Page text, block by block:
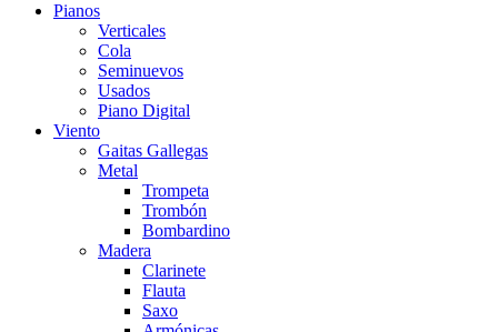
Pianos
Verticales
Cola
Seminuevos
Usados
Piano Digital
Viento
Gaitas Gallegas
Metal
Trompeta
Trombón
Bombardino
Madera
Clarinete
Flauta
Saxo